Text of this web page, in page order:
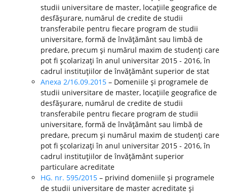
studii universitare de master, locaţiile geografice de
desfăşurare, numărul de credite de studii
transferabile pentru fiecare program de studii
universitare, formă de învăţământ sau limbă de
predare, precum şi numărul maxim de studenţi care
pot fi şcolarizaţi în anul universitar 2015 - 2016, în
cadrul instituţiilor de învăţământ superior de stat
Anexa 2/16.09.2015 – Domeniile şi programele de
studii universitare de master, locaţiile geografice de
desfăşurare, numărul de credite de studii
transferabile pentru fiecare program de studii
universitare, formă de învăţământ sau limbă de
predare, precum şi numărul maxim de studenţi care
pot fi şcolarizaţi în anul universitar 2015 - 2016, în
cadrul instituţiilor de învăţământ superior
particulare acreditate
HG. nr. 595/2015 – privind domeniile şi programele
de studii universitare de master acreditate şi